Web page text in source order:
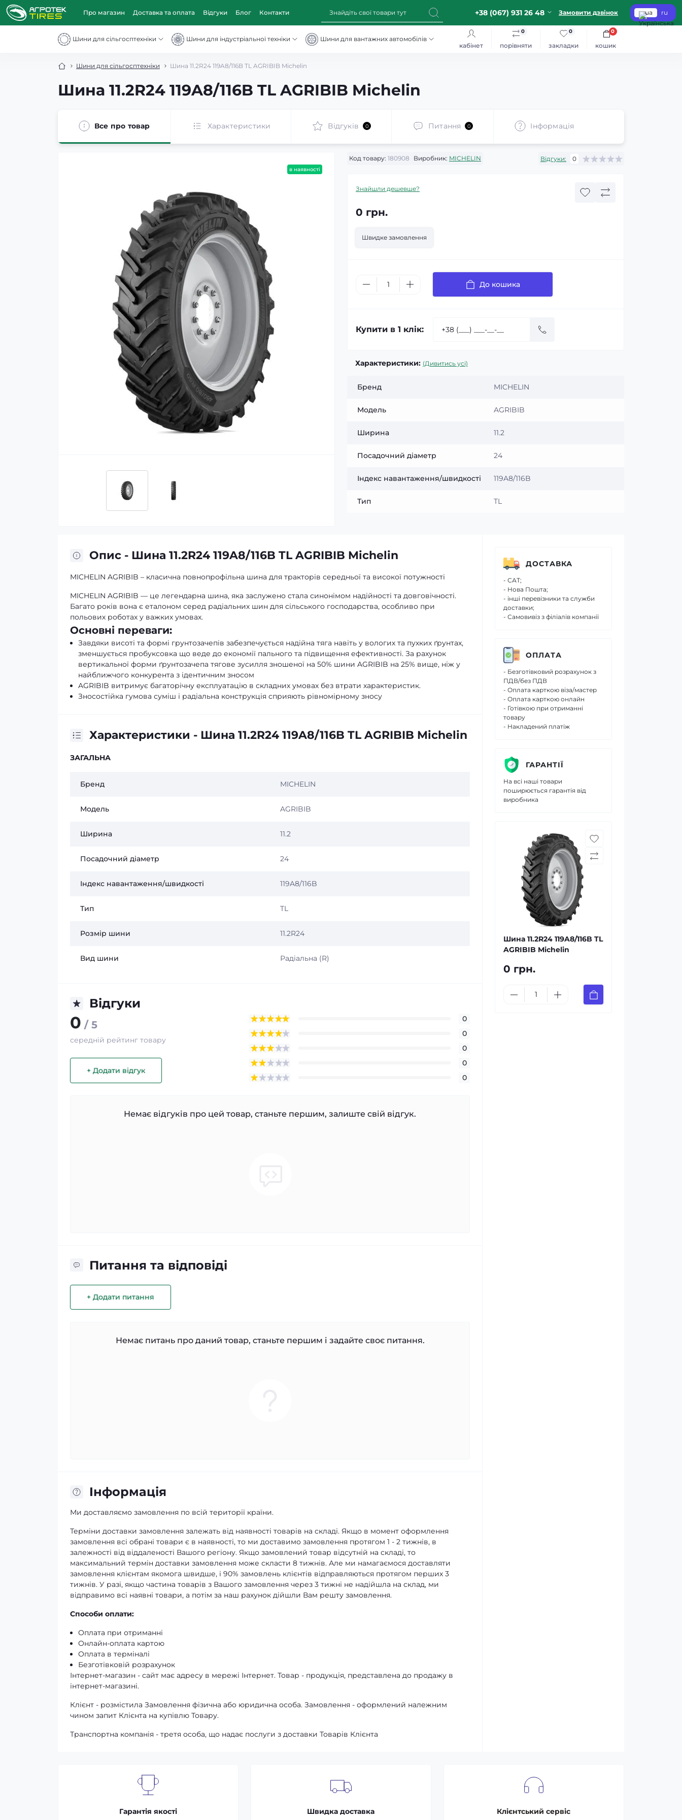
Про магазин Доставка та оплата Відгуки Блог Контакти +38 (067) 931 26 48 Замовити дзвінок ua ru
Шини для сільгосптехніки Шини для індустріальної техніки
Шини для вантажних автомобілів
кабінет
порівняти
0
закладки
0
кошик
0
Шини для сільгосптехніки Шина 11.2R24 119A8/116B TL AGRIBIB Michelin
Шина 11.2R24 119A8/116B TL AGRIBIB Michelin
Все про товар Характеристики Відгуків 0 Питання 0 Iнформація
в наявності
Код товару: 180908 Виробник: MICHELIN Відгуки: 0
Знайшли дешевше?
0 грн.
Швидке замовлення
До кошика
Купити в 1 клік:
Характеристики: (Дивитись усі)
Бренд MICHELIN
Модель AGRIBIB
Ширина 11.2
Посадочний діаметр 24
Індекс навантаження/швидкості 119A8/116B
Тип TL
Опис - Шина 11.2R24 119A8/116B TL AGRIBIB Michelin
MICHELIN AGRIBIB – класична повнопрофільна шина для тракторів середньої та високої потужності
MICHELIN AGRIBIB — це легендарна шина, яка заслужено стала синонімом надійності та довговічності.
Багато років вона є еталоном серед радіальних шин для сільського господарства, особливо при
польових роботах у важких умовах.
Основні переваги:
Завдяки висоті та формі грунтозачепів забезпечується надійна тяга навіть у вологих та пухких ґрунтах,
зменшується пробуксовка що веде до економії пального та підвищення ефективності. За рахунок
вертикальної форми ґрунтозачепа тягове зусилля зношеної на 50% шини AGRIBIB на 25% вище, ніж у
найближчого конкурента з ідентичним зносом
AGRIBIB витримує багаторічну експлуатацію в складних умовах без втрати характеристик.
Зносостійка гумова суміш і радіальна конструкція сприяють рівномірному зносу
Характеристики - Шина 11.2R24 119A8/116B TL AGRIBIB Michelin
ЗАГАЛЬНА
Бренд MICHELIN
Модель AGRIBIB
Ширина 11.2
Посадочний діаметр 24
Індекс навантаження/швидкості 119A8/116B
Тип TL
Розмір шини 11.2R24
Вид шини Радіальна (R)
Відгуки
0 / 5
середній рейтинг товару
+ Додати відгук
0
0
0
0
0
Немає відгуків про цей товар, станьте першим, залиште свій відгук.
Питання та відповіді
+ Додати питання
Немає питань про даний товар, станьте першим і задайте своє питання.
Iнформація
Ми доставляємо замовлення по всій території країни.
Терміни доставки замовлення залежать від наявності товарів на складі. Якщо в момент оформлення
замовлення всі обрані товари є в наявності, то ми доставимо замовлення протягом 1 - 2 тижнів, в
залежності від віддаленості Вашого регіону. Якщо замовлений товар відсутній на складі, то
максимальний термін доставки замовлення може скласти 8 тижнів. Але ми намагаємося доставляти
замовлення клієнтам якомога швидше, і 90% замовлень клієнтів відправляються протягом перших 3
тижнів. У разі, якщо частина товарів з Вашого замовлення через 3 тижні не надійшла на склад, ми
відправимо всі наявні товари, а потім за наш рахунок дійшли Вам решту замовлення.
Способи оплати:
Оплата при отриманні
Онлайн-оплата картою
Оплата в терміналі
Безготівковій розрахунок
Інтернет-магазин - сайт має адресу в мережі Інтернет. Товар - продукція, представлена ​​до продажу в
інтернет-магазині.
Клієнт - розмістила Замовлення фізична або юридична особа. Замовлення - оформлений належним
чином запит Клієнта на купівлю Товару.
Транспортна компанія - третя особа, що надає послуги з доставки Товарів Клієнта
ДОСТАВКА
- САТ;
- Нова Пошта;
- інші перевізники та служби
доставки;
- Самовивіз з філіалів компанії
ОПЛАТА
- Безготівковий розрахунок з
ПДВ/без ПДВ
- Оплата карткою віза/мастер
- Оплата карткою онлайн
- Готівкою при отриманні
товару
- Накладений платіж
ГАРАНТІЇ
На всі наші товари
поширюється гарантія від
виробника
Шина 11.2R24 119A8/116B TL
AGRIBIB Michelin
0 грн.
Гарантія якості Швидка доставка Клієнтський сервіс